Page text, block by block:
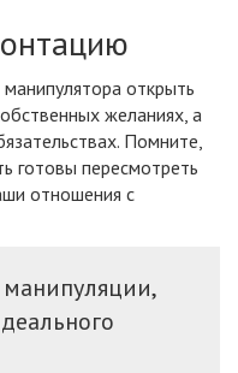
открыть
желаниях, а
Помните,
готовы пересмотреть
отношения с